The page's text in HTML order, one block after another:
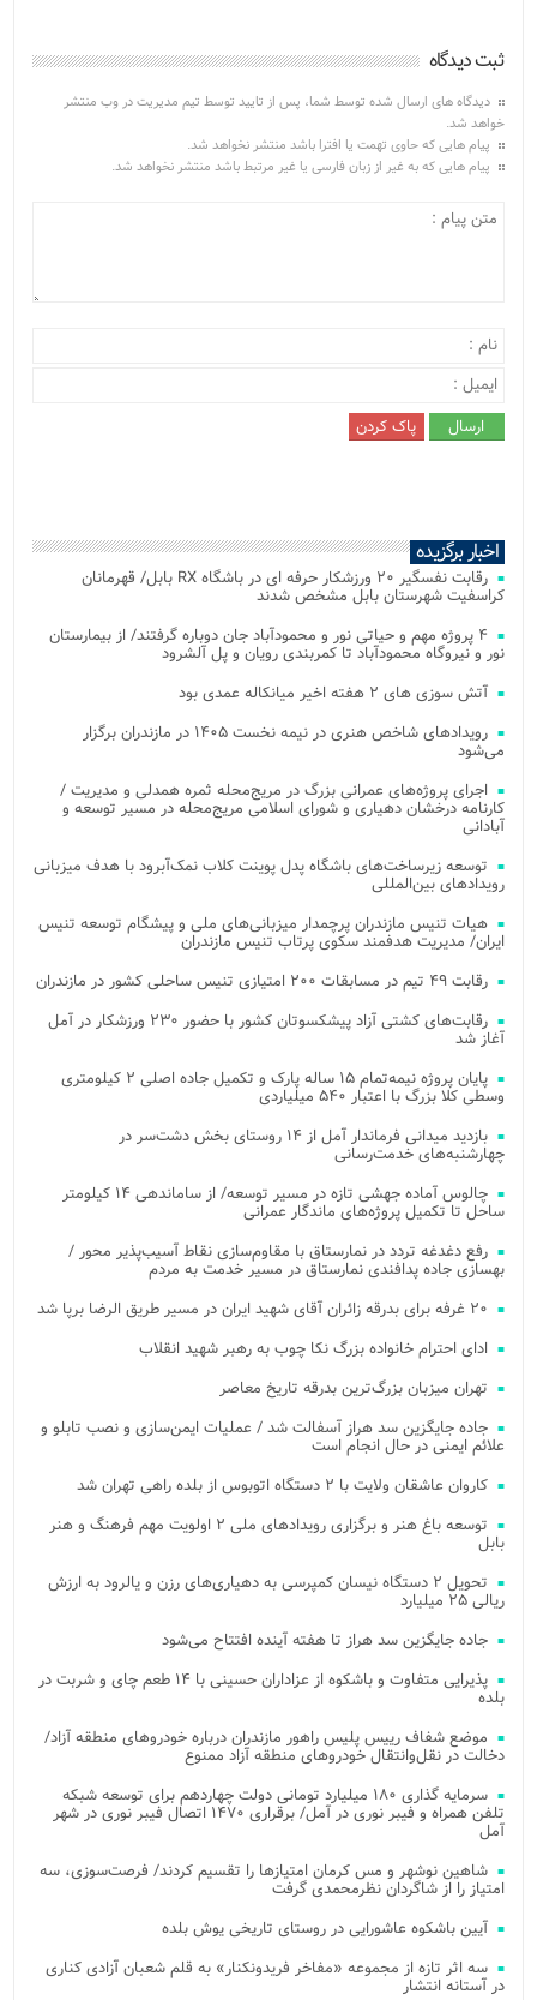
ثبت دیدگاه
دیدگاه های ارسال شده توسط شما، پس از تایید توسط تیم مدیریت در وب منتشر
خواهد شد.
پیام هایی که حاوی تهمت یا افترا باشد منتشر نخواهد شد.
پیام هایی که به غیر از زبان فارسی یا غیر مرتبط باشد منتشر نخواهد شد.
اخبار برگزیده
رقابت نفسگیر ۲۰ ورزشکار حرفه ای در باشگاه RX بابل/ قهرمانان
کراسفیت شهرستان بابل مشخص شدند
۴ پروژه مهم و حیاتی نور و محمودآباد جان دوباره گرفتند/ از بیمارستان
نور و نیروگاه محمودآباد تا کمربندی رویان و پل آلشرود
آتش‌ سوزی‌ های ۲ هفته اخیر میانکاله عمدی بود
رویدادهای شاخص هنری در نیمه نخست ۱۴۰۵ در مازندران برگزار
می‌شود
اجرای پروژه‌های عمرانی بزرگ در مریج‌محله ثمره همدلی و مدیریت /
کارنامه درخشان دهیاری و شورای اسلامی مریج‌محله در مسیر توسعه و
آبادانی
توسعه زیرساخت‌های باشگاه پدل پوینت کلاب نمک‌آبرود با هدف میزبانی
رویدادهای بین‌المللی
هیات تنیس مازندران پرچمدار میزبانی‌های ملی و پیشگام توسعه تنیس
ایران/ مدیریت هدفمند سکوی پرتاب تنیس مازندران
رقابت ۴۹ تیم در مسابقات ۲۰۰ امتیازی تنیس ساحلی کشور در مازندران
رقابت‌های کشتی آزاد پیشکسوتان کشور با حضور ۲۳۰ ورزشکار در آمل
آغاز شد
پایان پروژه نیمه‌تمام ۱۵ ساله پارک و تکمیل جاده اصلی ۲ کیلومتری
وسطی کلا بزرگ با اعتبار ۵۴۰ میلیاردی
بازدید میدانی فرماندار آمل از ۱۴ روستای بخش دشت‌سر در
چهارشنبه‌های خدمت‌رسانی
چالوس آماده جهشی تازه در مسیر توسعه/ از ساماندهی ۱۴ کیلومتر
ساحل تا تکمیل پروژه‌های ماندگار عمرانی
رفع دغدغه تردد در نمارستاق با مقاوم‌سازی نقاط آسیب‌پذیر محور /
بهسازی جاده پدافندی نمارستاق در مسیر خدمت به مردم
۲۰ غرفه برای بدرقه زائران آقای شهید ایران در مسیر طریق الرضا برپا شد
ادای احترام خانواده بزرگ نکا چوب به رهبر شهید انقلاب
تهران میزبان بزرگ‌ترین بدرقه تاریخ معاصر
جاده جایگزین سد هراز آسفالت شد / عملیات ایمن‌سازی و نصب تابلو و
علائم ایمنی در حال انجام است
کاروان عاشقان ولایت با ۲ دستگاه اتوبوس از بلده راهی تهران شد
توسعه باغ هنر و برگزاری رویدادهای ملی ۲ اولویت مهم فرهنگ و هنر
بابل
تحویل ۲ دستگاه نیسان کمپرسی به دهیاری‌های رزن و یالرود به ارزش
ریالی ۲۵ میلیارد
جاده جایگزین سد هراز تا هفته آینده افتتاح می‌شود
پذیرایی متفاوت و باشکوه از عزاداران حسینی با ۱۴ طعم چای و شربت در
بلده
موضع شفاف رییس پلیس راهور مازندران درباره خودروهای منطقه آزاد/
دخالت در نقل‌وانتقال خودروهای منطقه آزاد ممنوع
سرمایه گذاری ۱۸۰ میلیارد تومانی دولت چهاردهم برای توسعه شبکه
تلفن همراه و فیبر نوری در آمل/ برقراری ۱۴۷۰ اتصال فیبر نوری در شهر
آمل
شاهین نوشهر و مس کرمان امتیازها را تقسیم کردند/ فرصت‌سوزی، سه
امتیاز را از شاگردان نظرمحمدی گرفت
آیین باشکوه عاشورایی در روستای تاریخی یوش بلده
سه اثر تازه از مجموعه «مفاخر فریدونکنار» به قلم شعبان آزادی کناری
در آستانه انتشار